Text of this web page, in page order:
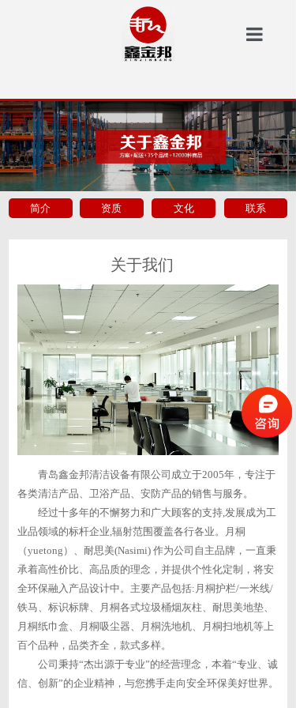
洗地机
安防
扫地机
新闻资讯
鑫金邦介
联系方式
简介 资质 文化 联系
关于我们
青岛鑫金邦清洁设备有限公司成立于2005年，专注于
各类清洁产品、卫浴产品、安防产品的销售与服务。
经过十多年的不懈努力和广大顾客的支持,发展成为工
业品领域的标杆企业,辐射范围覆盖各行各业。月桐
（yuetong）、耐思美(Nasimi) 作为公司自主品牌，一直秉
承着高性价比、高品质的理念，并提供个性化定制，将安
全环保融入产品设计中。主要产品包括:月桐护栏/一米线/
铁马、标识标牌、月桐各式垃圾桶烟灰柱、耐思美地垫、
月桐纸巾盒、月桐吸尘器、月桐洗地机、月桐扫地机等上
百个品种，品类齐全，款式多样。
公司秉持“杰出源于专业”的经营理念，本着“专业、诚
信、创新”的企业精神，与您携手走向安全环保美好世界。